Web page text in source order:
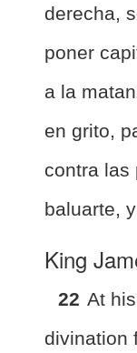
derecha,
poner
a la
en grito,
contra las
baluarte,
King
22 At
divination